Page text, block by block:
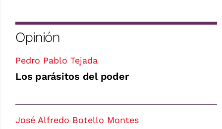
Opinión
Pedro Pablo Tejada
Los parásitos del poder
José Alfredo Botello Montes